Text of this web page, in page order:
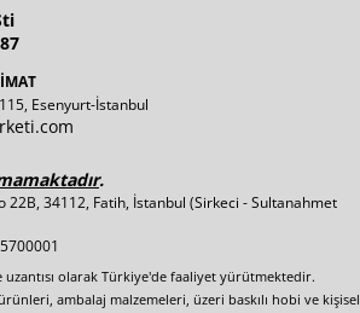
Esenyurt-İstanbul
.
22B, 34112, Fatih, İstanbul (Sirkeci - Sultanahmet
olarak Türkiye'de faaliyet yürütmektedir.
ambalaj malzemeleri, üzeri baskılı hobi ve kişisel